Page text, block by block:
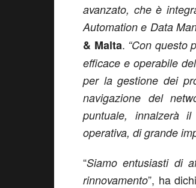
avanzato, che è
Automation e Data
& Malta. “Con questo
efficace e operabile
per la gestione dei
navigazione del
puntuale, innalzerà
operativa, di grande
“Siamo entusiasti di
rinnovamento”, ha